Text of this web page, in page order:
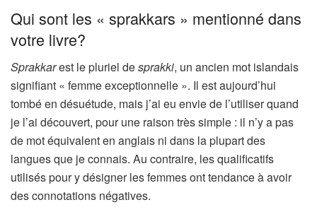
v
é
n
o
s
a
b
o
n
n
Qui sont les « sprakkars » mentionné dans
votre livre?
Sprakkarest le pluriel desprakki, un ancien mot islandais
signifiant « femme exceptionnelle ». Il est aujourd’hui
tombé en désuétude, mais j’ai eu envie de l’utiliser quand
je l’ai découvert, pour une raison très simple : il n’y a pas
de mot équivalent en anglais ni dans la plupart des
langues que je connais. Au contraire, les qualificatifs
utilisés pour y désigner les femmes ont tendance à avoir
des connotations négatives.